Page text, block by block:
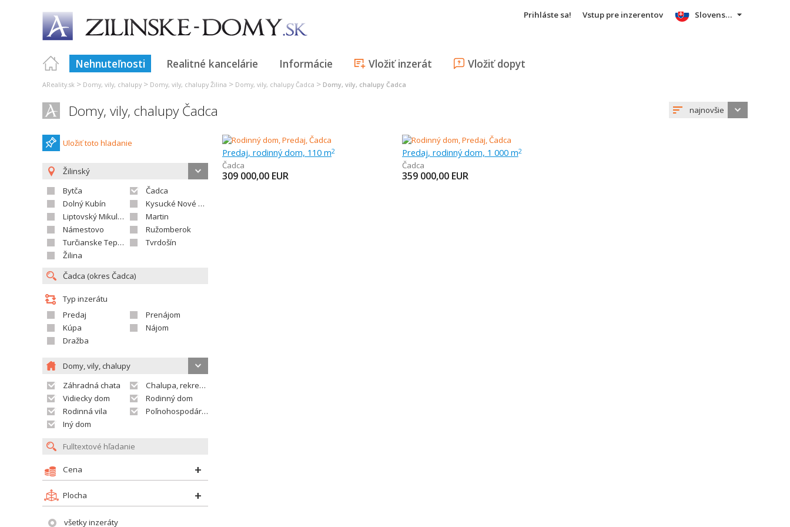
Prihláste sa! Vstup pre inzerentov
Nehnuteľnosti Realitné kancelárie Informácie Vložiť inzerát Vložiť dopyt
Slovensky
AReality.sk > Domy, vily, chalupy > Domy, vily, chalupy Žilina > Domy, vily, chalupy Čadca > Domy, vily, chalupy Čadca
Domy, vily, chalupy Čadca najnovšie
Uložiť toto hladanie
Žilinský
Bytča
Čadca
Dolný Kubín
Kysucké Nové Mesto
Liptovský Mikuláš
Martin
Námestovo
Ružomberok
Turčianske Teplice
Tvrdošín
Žilina
Typ inzerátu
Predaj
Prenájom
Kúpa
Nájom
Dražba
Domy, vily, chalupy
Záhradná chata
Chalupa, rekreačný domček
Vidiecky dom
Rodinný dom
Rodinná vila
Poľnohospodárska usadlosť
Iný dom
Cena
Plocha
všetky inzeráty
Predaj, rodinný dom, 110 m2
Čadca
309 000,00 EUR
Predaj, rodinný dom, 1 000 m2
Čadca
359 000,00 EUR